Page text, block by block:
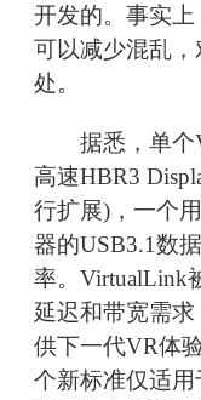
开发的。事实上
可以减少混乱
处。
据悉，单个
高速HBR3
行扩展)，一个
器的USB3.1数
率。VirtualLink
延迟和带宽需
供下一代VR体
个新标准仅适